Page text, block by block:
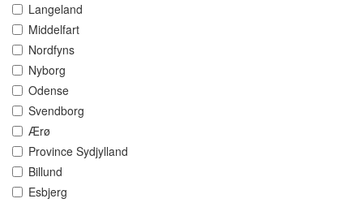
Langeland
Middelfart
Nordfyns
Nyborg
Odense
Svendborg
Ærø
Province Sydjylland
Billund
Esbjerg